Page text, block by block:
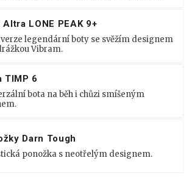
Altra LONE PEAK 9+
verze legendární boty se svěžím designem
Vibram.
TIMP 6
bota na běh i chůzi smíšeným
Darn Tough
ponožka s neotřelým designem.